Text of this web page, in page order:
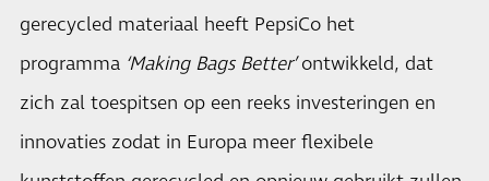
gerecycled materiaal heeft PepsiCo het
programma ‘Making Bags Better’ontwikkeld, dat
zich zal toespitsen op een reeks investeringen en
innovaties zodat in Europa meer flexibele